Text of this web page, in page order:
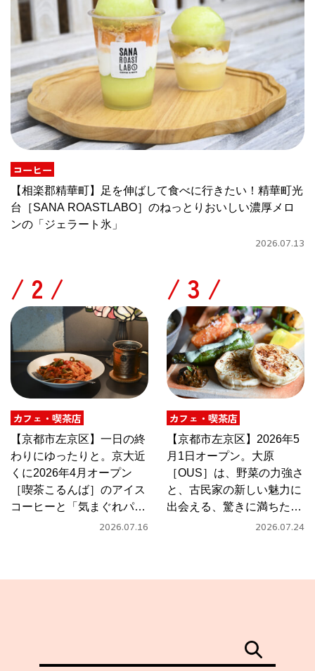
コーヒー
【相楽郡精華町】足を伸ばして食べに行きたい！精華町光
台［SANA ROASTLABO］のねっとりおいしい濃厚メロ
ンの「ジェラート氷」
2026.07.13
/
カフェ・喫茶店
【京都市左京区】一日の終
わりにゆったりと。京大近
くに2026年4月オープン
［喫茶こるんば］のアイス
コーヒーと「気まぐれパス
2026.07.16
/
カフェ・喫茶店
【京都市左京区】2026年5
月1日オープン。大原
［OUS］は、野菜の力強さ
と、古民家の新しい魅力に
出会える、驚きに満ちたカ
2026.07.24